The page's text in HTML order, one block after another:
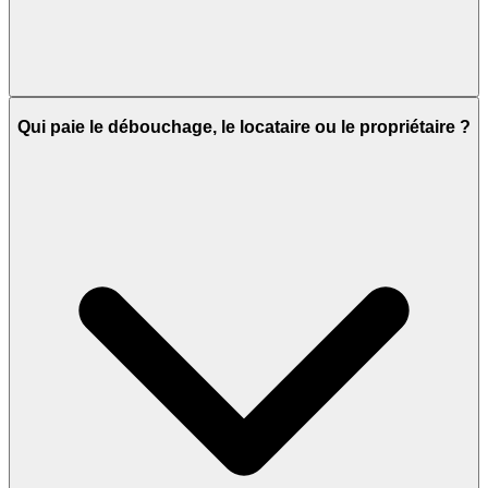
Qui paie le débouchage, le locataire ou le propriétaire ?